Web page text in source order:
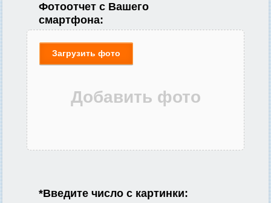
Фотоотчет с Вашего
смартфона:
Загрузить фото
*Введите число с картинки: